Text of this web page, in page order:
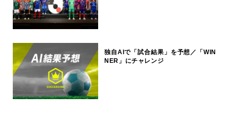
独自AIで「試合結果」を予想／「WIN
NER」にチャレンジ